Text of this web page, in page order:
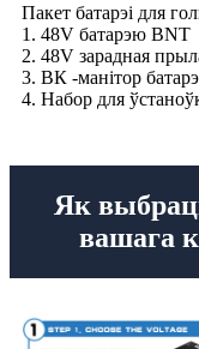
Пакет батарэі для
1. 48V батарэю BNT
2. 48V зарадная
3. ВК -манітор
4. Набор для
Як
вашага